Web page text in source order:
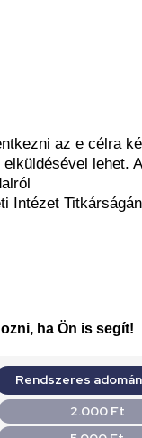
az e célra
lehet.
Intézet
ha Ön is segít!